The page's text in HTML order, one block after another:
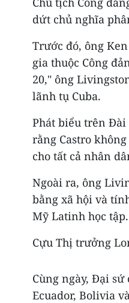
dứt chủ nghĩa
Trước đó, ông
gia thuộc Công
20," ông
lãnh tụ Cuba.
Phát biểu trên Đài
rằng Castro
cho tất cả nhân
Ngoài ra, ông
bằng xã hội và
Mỹ Latinh học tập.
Cựu Thị trưởng
Cùng ngày, Đại
Ecuador, Bolivia